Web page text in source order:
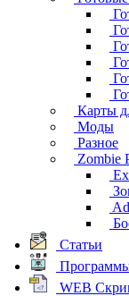
Карты
Моды
Разное
Zombie
Статьи
WEB